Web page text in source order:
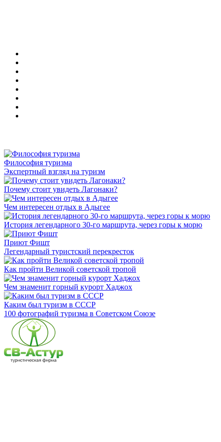
Философия туризма
Экспертный взгляд на туризм
Почему стоит увидеть Лагонаки?
Чем интересен отдых в Адыгее
История легендарного 30-го маршрута, через горы к морю
Приют Фишт
Легендарный туристский перекресток
Как пройти Великой советской тропой
Чем знаменит горный курорт Хаджох
Каким был туризм в СССР
100 фотографий туризма в Советском Союзе